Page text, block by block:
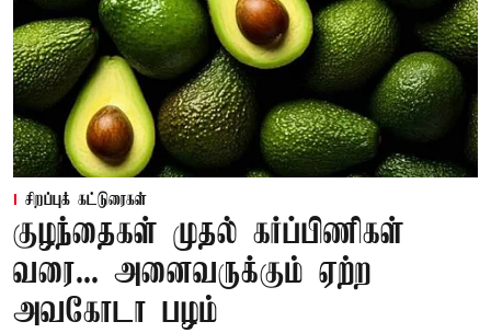
சிறப்புக் கட்டுரைகள்
குழந்தைகள் முதல் கர்ப்பிணிகள்
வரை... அனைவருக்கும் ஏற்ற
அவகோடா பழம்